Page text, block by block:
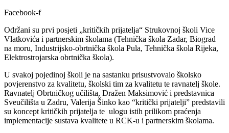
Facebook-f
Održani su prvi posjeti „kritičkih prijatelja“ Strukovnoj školi Vice
Vlatkovića i partnerskim školama (Tehnička škola Zadar, Biograd
na moru, Industrijsko-obrtnička škola Pula, Tehnička škola Rijeka,
Elektrostrojarska obrtnička škola).
U svakoj pojedinoj školi je na sastanku prisustvovalo školsko
povjerenstvo za kvalitetu, školski tim za kvalitetu te ravnatelj škole.
Ravnatelj Obrtničkog učilišta, Dražen Maksimović i predstavnica
Sveučilišta u Zadru, Valerija Šinko kao “kritički prijatelji” predstavili
su koncept kritičkih prijatelja te ulogu istih prilikom praćenja
implementacije sustava kvalitete u RCK-u i partnerskim školama.